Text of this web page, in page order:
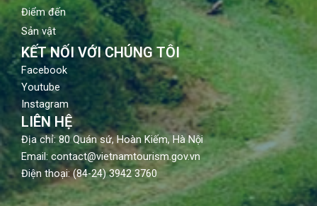
Điểm đến
Sản vật
KẾT NỐI VỚI CHÚNG TÔI
Facebook
Youtube
Instagram
LIÊN HỆ
Địa chỉ: 80 Quán sứ, Hoàn Kiếm, Hà Nội
Email: contact@vietnamtourism.gov.vn
Điện thoại: (84-24) 3942 3760